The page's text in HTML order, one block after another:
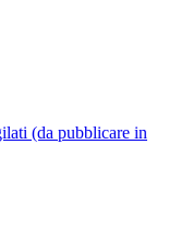
(da pubblicare in